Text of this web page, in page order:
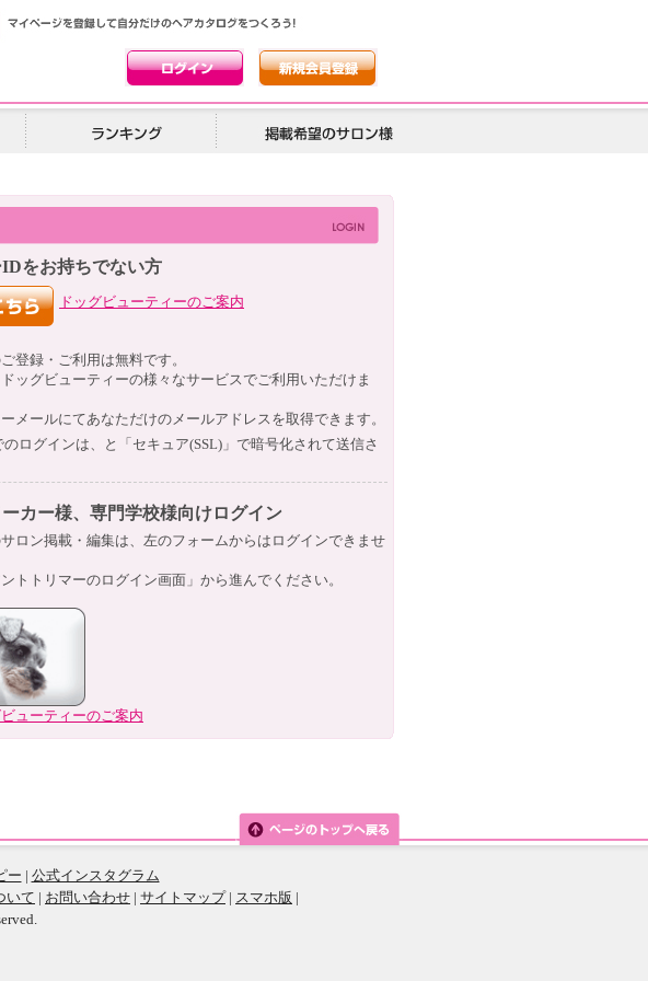
IDをお持ちでない方
ドッグビューティーのご案内
登録・ご利用は無料です。
ッグビューティーの様々なサービスでご利用いただけま
メールにてあなただけのメールアドレスを取得できます。
のログインは、と「セキュア(SSL)」で暗号化されて送信さ
カー様、専門学校様向けログイン
ロン掲載・編集は、左のフォームからはログインできませ
トトリマーのログイン画面」から進んでください。
ビューティーのご案内
ー | 公式インスタグラム
いて | お問い合わせ | サイトマップ| スマホ版 |